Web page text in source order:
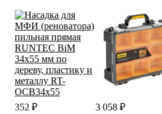
352 ₽ 3 058 ₽